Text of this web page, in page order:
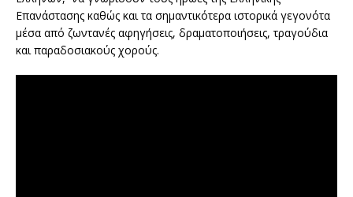
Επανάστασης καθώς και τα σημαντικότερα ιστορικά γεγονότα
μέσα από ζωντανές αφηγήσεις, δραματοποιήσεις, τραγούδια
και παραδοσιακούς χορούς.